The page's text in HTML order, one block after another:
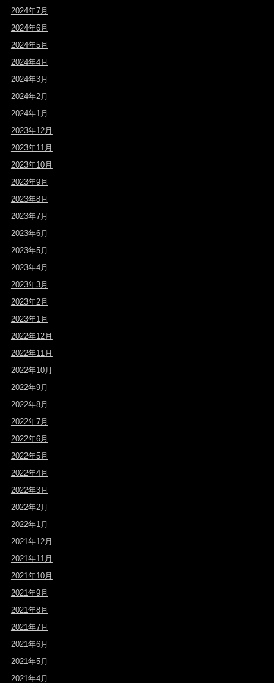
2024年7月
2024年6月
2024年5月
2024年4月
2024年3月
2024年2月
2024年1月
2023年12月
2023年11月
2023年10月
2023年9月
2023年8月
2023年7月
2023年6月
2023年5月
2023年4月
2023年3月
2023年2月
2023年1月
2022年12月
2022年11月
2022年10月
2022年9月
2022年8月
2022年7月
2022年6月
2022年5月
2022年4月
2022年3月
2022年2月
2022年1月
2021年12月
2021年11月
2021年10月
2021年9月
2021年8月
2021年7月
2021年6月
2021年5月
2021年4月